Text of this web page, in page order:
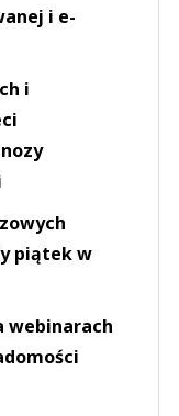
i e-
i
piątek w
webinarach